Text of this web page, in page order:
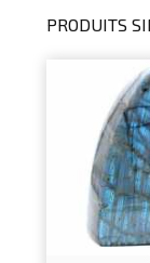
PRODUITS